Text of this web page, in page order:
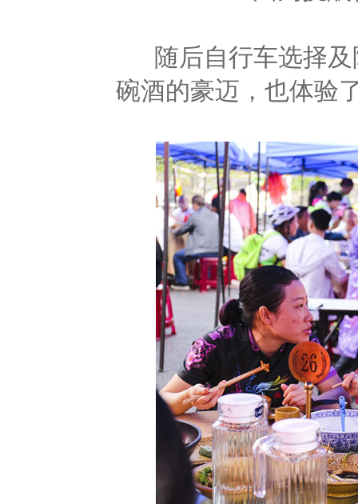
随后自行车选择及
碗酒的豪迈，也体验